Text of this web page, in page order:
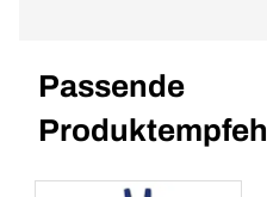
Passende